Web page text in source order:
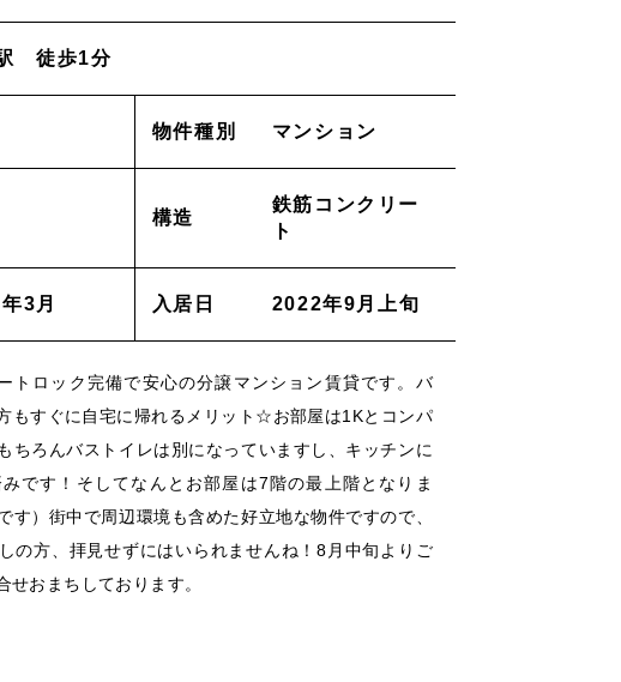
物件を売りたい方へ
採用情報
CONTACT _お問い合わせ
_解約申し込み
Repair _修理申し込み
シーポリシー / /
沢市中心部
部(金沢大学方面)
西部(西金沢/西インター) その他
小松市 かほく市
徒歩1分
物件種別 マンション
構造
鉄筋コンクリー
ト
3月 入居日 2022年9月上旬
トロック完備で安心の分譲マンション賃貸です。バ
もすぐに自宅に帰れるメリット☆お部屋は1Kとコンパ
ちろんバストイレは別になっていますし、キッチンに
です！そしてなんとお部屋は7階の最上階となりま
す）街中で周辺環境も含めた好立地な物件ですので、
の方、拝見せずにはいられませんね！8月中旬よりご
せおまちしております。